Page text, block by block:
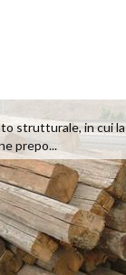
strutturale, in cui la
prepo...